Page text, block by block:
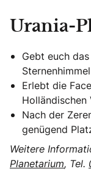
Urania-
Gebt euch
Erlebt die
Nach der
genügend
Weitere
Planetarium, Tel.